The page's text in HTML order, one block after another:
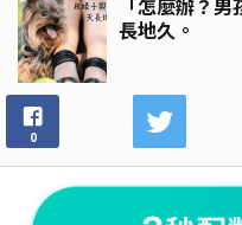
「怎麼辦？
長地久。
0